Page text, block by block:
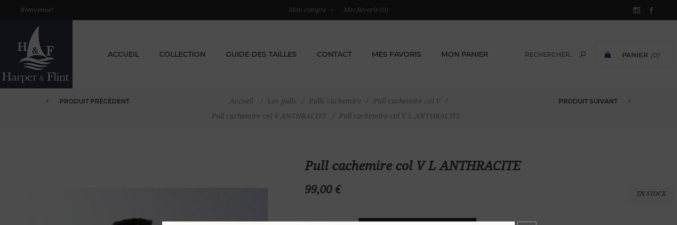
Bienvenue! Mon compte Mes favoris (0)
PANIER (0)
ACCUEIL COLLECTION GUIDE DES TAILLES CONTACT MES FAVORIS MON PANIER
Accueil / Les pulls / Pulls cachemire / Pull cachemire col V
/
Pull cachemire col V ANTHRACITE
/ Pull cachemire col V L ANTHRACITE
PRODUIT PRÉCÉDENT PRODUIT SUIVANT
Pull cachemire col V L ANTHRACITE
99,00 € EN STOCK